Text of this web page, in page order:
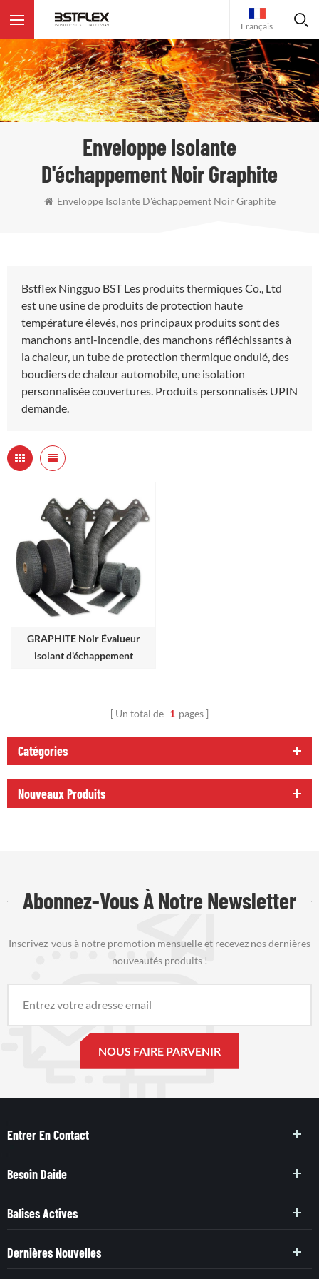
Français
Enveloppe Isolante
D'échappement Noir Graphite
Enveloppe Isolante D'échappement Noir Graphite
Bstflex Ningguo BST Les produits thermiques Co., Ltd
est une usine de produits de protection haute
température élevés, nos principaux produits sont des
manchons anti-incendie, des manchons réfléchissants à
la chaleur, un tube de protection thermique ondulé, des
boucliers de chaleur automobile, une isolation
personnalisée couvertures. Produits personnalisés UPIN
demande.
GRAPHITE Noir Évalueur
isolant d'échappement
Un total de 1 pages
Catégories
Nouveaux Produits
Abonnez-Vous À Notre Newsletter
Inscrivez-vous à notre promotion mensuelle et recevez nos dernières
nouveautés produits !
Entrer En Contact
Besoin Daide
Balises Actives
Dernières Nouvelles